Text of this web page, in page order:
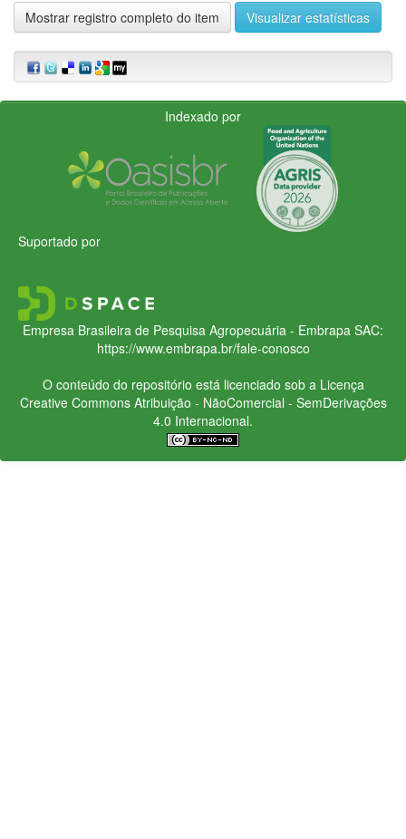
Mostrar registro completo do item Visualizar estatísticas
Indexado por
Suportado por
Empresa Brasileira de Pesquisa Agropecuária - Embrapa SAC:
https://www.embrapa.br/fale-conosco
O conteúdo do repositório está licenciado sob a Licença
Creative CommonsAtribuição - NãoComercial - SemDerivações
4.0 Internacional.